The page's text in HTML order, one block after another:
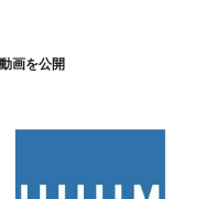
画を公開